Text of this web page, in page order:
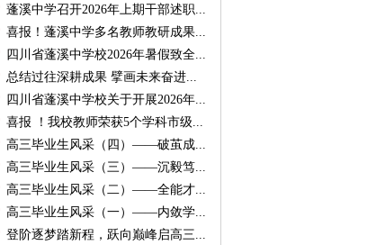
蓬溪中学召开2026年上期干部述职...
喜报！蓬溪中学多名教师教研成果...
四川省蓬溪中学校2026年暑假致全...
总结过往深耕成果 擘画未来奋进...
四川省蓬溪中学校关于开展2026年...
喜报 ！我校教师荣获5个学科市级...
高三毕业生风采（四）——破茧成...
高三毕业生风采（三）——沉毅笃...
高三毕业生风采（二）——全能才...
高三毕业生风采（一）——内敛学...
登阶逐梦踏新程，跃向巅峰启高三...